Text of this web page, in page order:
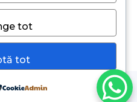
tot
tot